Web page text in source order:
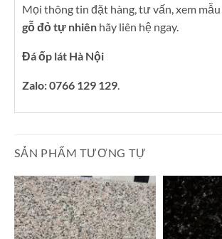
Mọi thông tin đặt hàng, tư vấn, xem mẫu
gỗ đỏ tự nhiên hãy liên hệ ngay.
Đá ốp lát Hà Nội
Zalo: 0766 129 129.
SẢN PHẨM TƯƠNG TỰ